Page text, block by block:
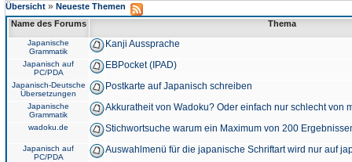
Übersicht » Neueste Themen
Name des Forums
Thema
Japanische
Grammatik
Kanji Aussprache
Japanisch auf
PC/PDA
EBPocket (IPAD)
Japanisch-Deutsche
Übersetzungen
Postkarte auf Japanisch schreiben
Japanische
Grammatik
Akkuratheit von Wadoku? Oder einfach nur schlecht von
wadoku.de Stichwortsuche warum ein Maximum von 200
Japanisch auf
PC/PDA
Auswahlmenü für die japanische Schriftart wird nur auf